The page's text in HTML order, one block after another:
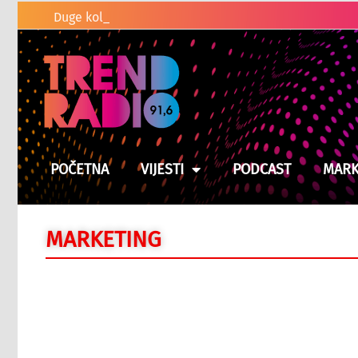
Duge kolone vozila na graničnim pr
POČETNA VIJESTI PODCAST
MARKETING